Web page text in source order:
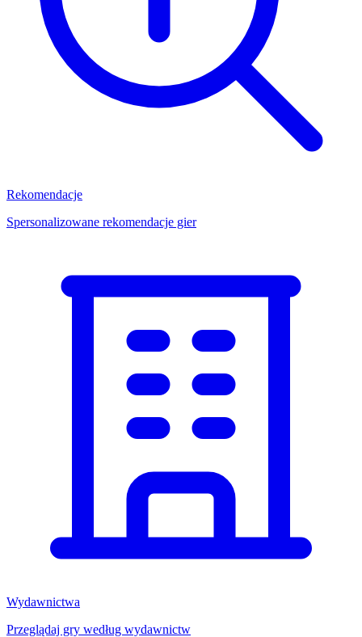
Rekomendacje
Spersonalizowane rekomendacje gier
Wydawnictwa
Przeglądaj gry według wydawnictw